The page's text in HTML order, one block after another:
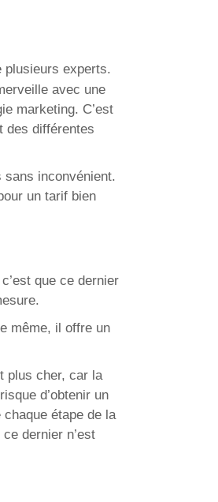
plusieurs experts.
avec une
marketing. C’est
des différentes
sans inconvénient.
un tarif bien
que ce dernier
même, il offre un
plus cher, car la
d’obtenir un
étape de la
dernier n’est